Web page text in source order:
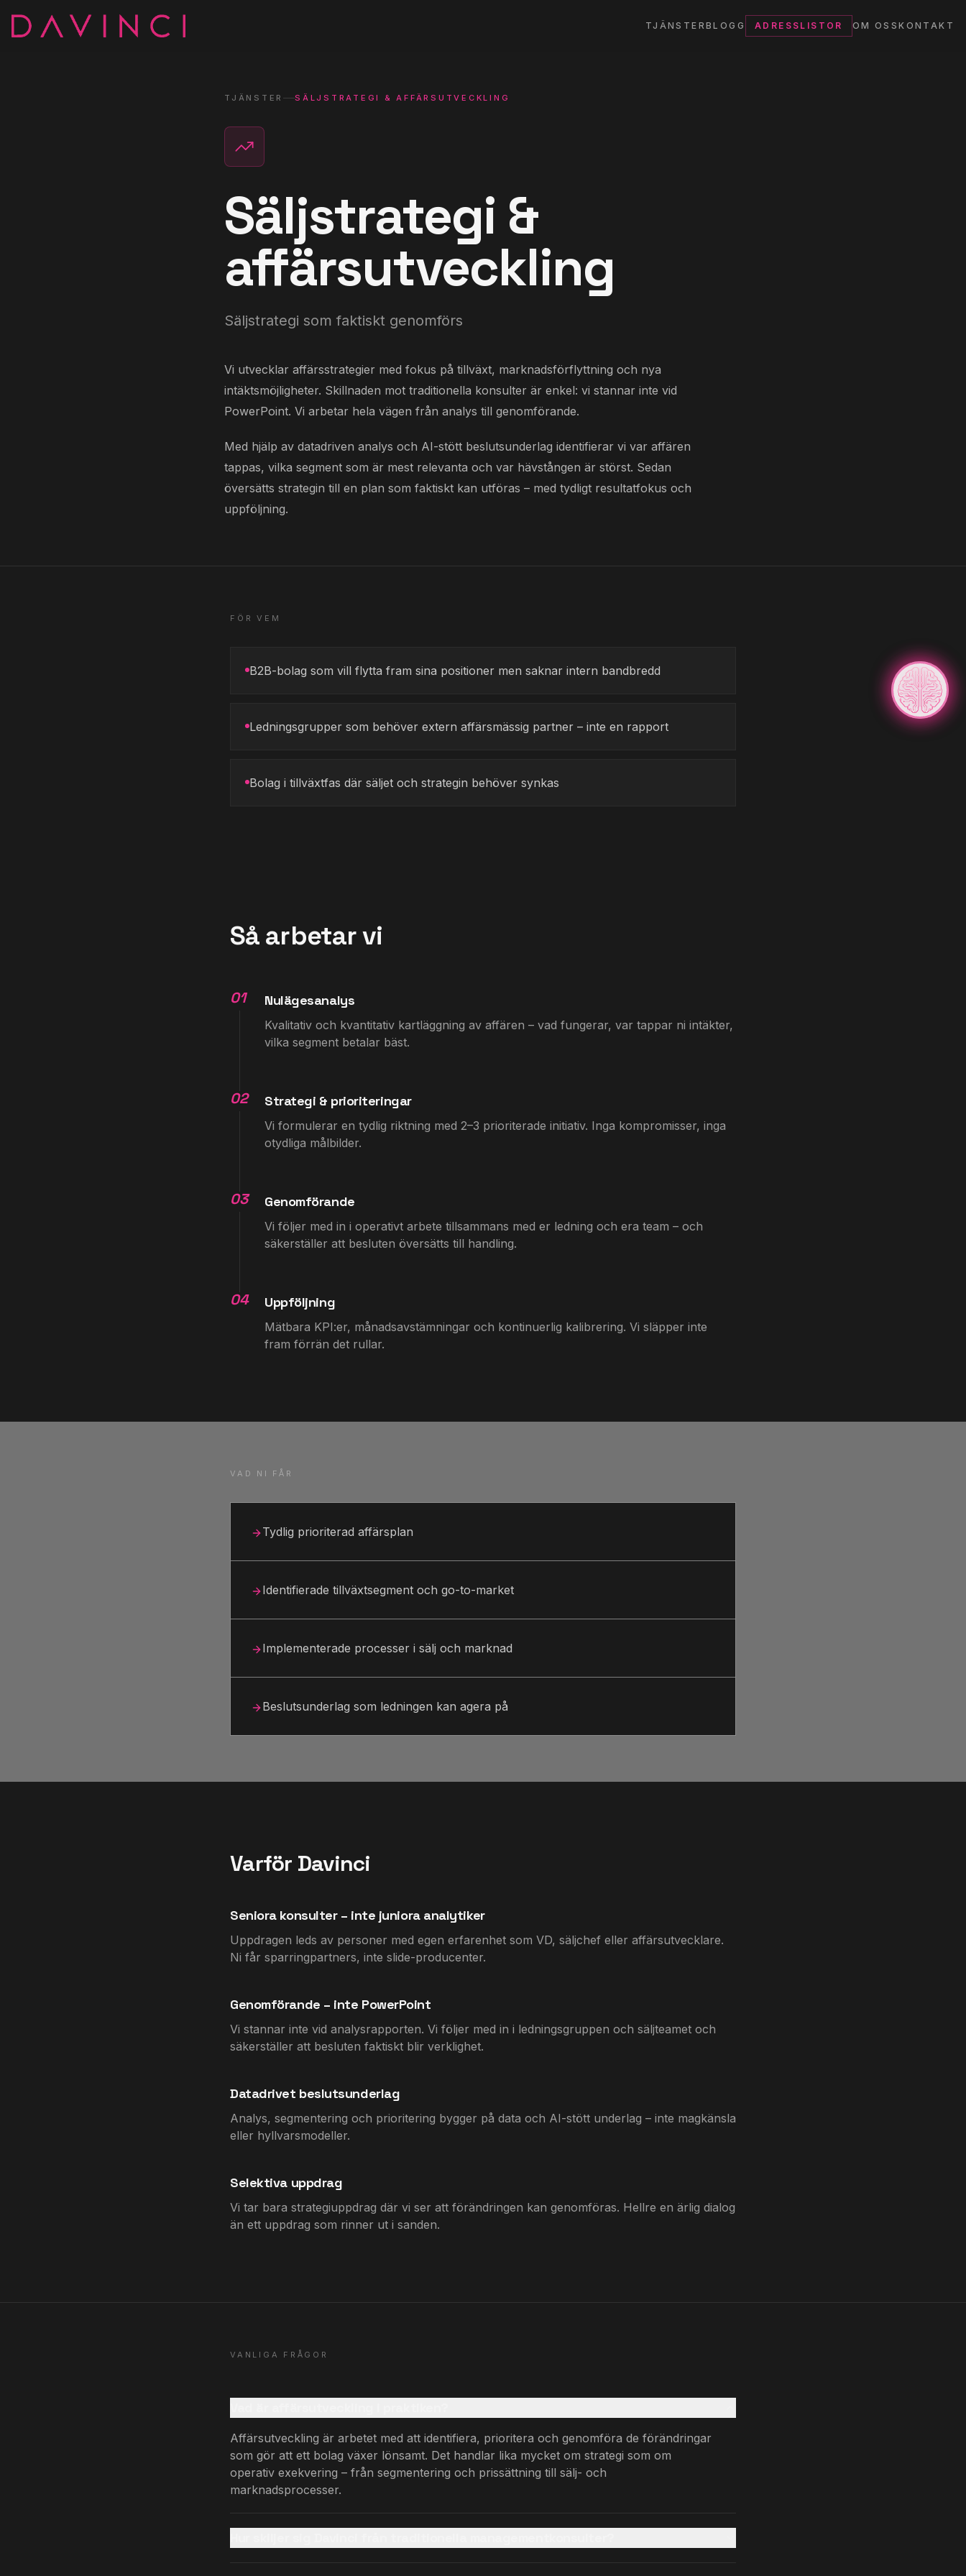
TJÄNSTER BLOGG ADRESSLISTOR OM OSSKONTAKT
TJÄNSTER SÄLJSTRATEGI & AFFÄRSUTVECKLING
Säljstrategi &
affärsutveckling
Säljstrategi som faktiskt genomförs
Vi utvecklar affärsstrategier med fokus på tillväxt, marknadsförflyttning och nya
intäktsmöjligheter. Skillnaden mot traditionella konsulter är enkel: vi stannar inte vid
PowerPoint. Vi arbetar hela vägen från analys till genomförande.
Med hjälp av datadriven analys och AI-stött beslutsunderlag identifierar vi var affären
tappas, vilka segment som är mest relevanta och var hävstången är störst. Sedan
översätts strategin till en plan som faktiskt kan utföras – med tydligt resultatfokus och
uppföljning.
FÖR VEM
B2B-bolag som vill flytta fram sina positioner men saknar intern bandbredd
Ledningsgrupper som behöver extern affärsmässig partner – inte en rapport
Bolag i tillväxtfas där säljet och strategin behöver synkas
Så arbetar vi
01 Nulägesanalys
Kvalitativ och kvantitativ kartläggning av affären – vad fungerar, var tappar ni intäkter,
vilka segment betalar bäst.
02 Strategi & prioriteringar
Vi formulerar en tydlig riktning med 2–3 prioriterade initiativ. Inga kompromisser, inga
otydliga målbilder.
03 Genomförande
Vi följer med in i operativt arbete tillsammans med er ledning och era team – och
säkerställer att besluten översätts till handling.
04 Uppföljning
Mätbara KPI:er, månadsavstämningar och kontinuerlig kalibrering. Vi släpper inte
fram förrän det rullar.
VAD NI FÅR
Tydlig prioriterad affärsplan
Identifierade tillväxtsegment och go-to-market
Implementerade processer i sälj och marknad
Beslutsunderlag som ledningen kan agera på
Varför Davinci
Seniora konsulter – inte juniora analytiker
Uppdragen leds av personer med egen erfarenhet som VD, säljchef eller affärsutvecklare.
Ni får sparringpartners, inte slide-producenter.
Genomförande – inte PowerPoint
Vi stannar inte vid analysrapporten. Vi följer med in i ledningsgruppen och säljteamet och
säkerställer att besluten faktiskt blir verklighet.
Datadrivet beslutsunderlag
Analys, segmentering och prioritering bygger på data och AI-stött underlag – inte magkänsla
eller hyllvarsmodeller.
Selektiva uppdrag
Vi tar bara strategiuppdrag där vi ser att förändringen kan genomföras. Hellre en ärlig dialog
än ett uppdrag som rinner ut i sanden.
VANLIGA FRÅGOR
Affärsutveckling är arbetet med att identifiera, prioritera och genomföra de förändringar
som gör att ett bolag växer lönsamt. Det handlar lika mycket om strategi som om
operativ exekvering – från segmentering och prissättning till sälj- och
marknadsprocesser.